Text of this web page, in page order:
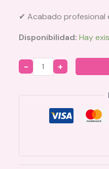
✔ Acabado profesional
Disponibilidad: Hay
Quantity